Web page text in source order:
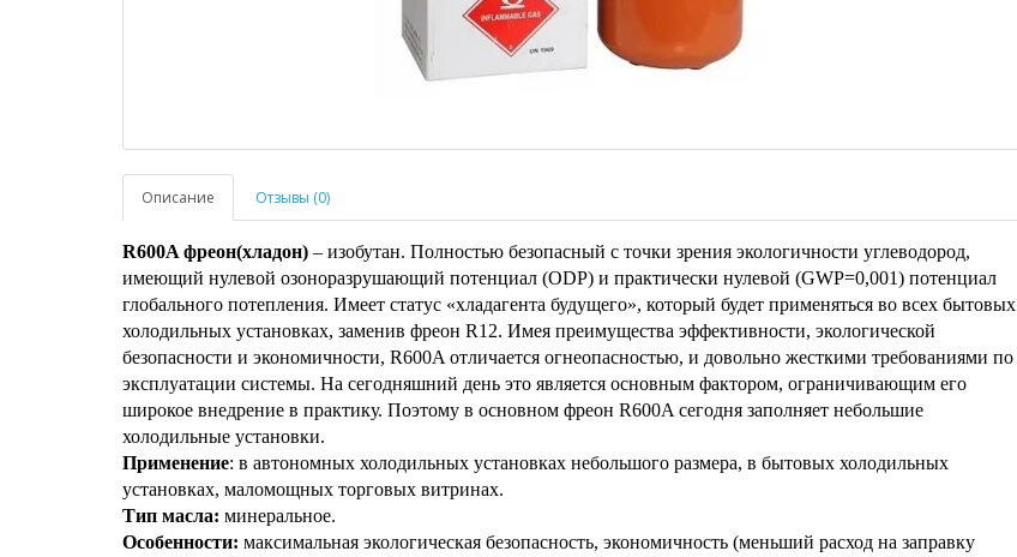
Описание Отзывы (0)
R600A фреон(хладон) – изобутан. Полностью безопасный с точки зрения экологичности углеводород,
имеющий нулевой озоноразрушающий потенциал (ODP) и практически нулевой (GWP=0,001) потенциал
глобального потепления. Имеет статус «хладагента будущего», который будет применяться во всех бытовых
холодильных установках, заменив фреон R12. Имея преимущества эффективности, экологической
безопасности и экономичности, R600A отличается огнеопасностью, и довольно жесткими требованиями по
эксплуатации системы. На сегодняшний день это является основным фактором, ограничивающим его
широкое внедрение в практику. Поэтому в основном фреон R600A сегодня заполняет небольшие
холодильные установки.
Применение: в автономных холодильных установках небольшого размера, в бытовых холодильных
установках, маломощных торговых витринах.
Тип масла: минеральное.
Особенности: максимальная экологическая безопасность, экономичность (меньший расход на заправку